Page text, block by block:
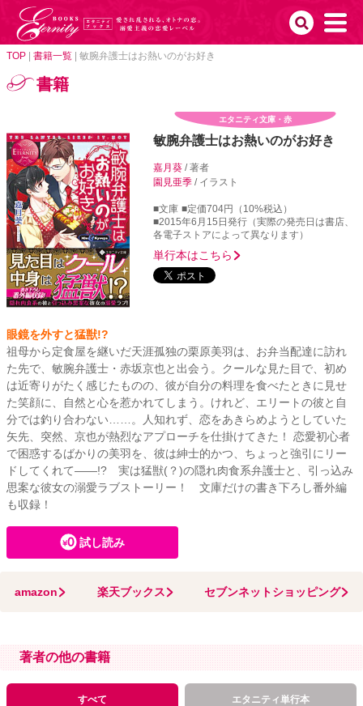
TOP 書籍一覧 敏腕弁護士はお熱いのがお好き
書籍
エタニティ文庫・赤
敏腕弁護士はお熱いのがお好き
嘉月葵/ 著者
園見亜季 / イラスト
■文庫 ■定価704円（10%税込）
■2015年6月15日発行（実際の発売日は書店、
各電子ストアによって異なります）
単行本はこちら
眼鏡を外すと猛獣!?
祖母から定食屋を継いだ天涯孤独の栗原美羽は、お弁当配達に訪れ
た先で、敏腕弁護士・赤坂京也と出会う。クールな見た目で、初め
は近寄りがたく感じたものの、彼が自分の料理を食べたときに見せ
た笑顔に、自然と心を惹かれてしまう。けれど、エリートの彼と自
分では釣り合わない……。人知れず、恋をあきらめようとしていた
矢先、突然、京也が熱烈なアプローチを仕掛けてきた！ 恋愛初心者
で困惑するばかりの美羽を、彼は紳士的かつ、ちょっと強引にリー
ドしてくれて――!? 実は猛獣(？)の隠れ肉食系弁護士と、引っ込み
思案な彼女の溺愛ラブストーリー！ 文庫だけの書き下ろし番外編
も収録！
試し読み
amazon 楽天ブックス セブンネットショッピング
著者の他の書籍
すべて エタニティ単行本